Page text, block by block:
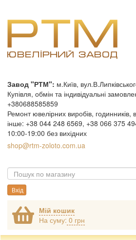
Завод "РТМ": м.Київ,
Купівля, обмін та індивідуальні
+380688585859
Ремонт ювелірних виробів, годинників,
інше: +38 044 248 6569, +38 066 375
10:00-19:00 без вихідних
shop@rtm-zoloto.com.ua
Вхід
Мій кошик
На суму: 0 грн